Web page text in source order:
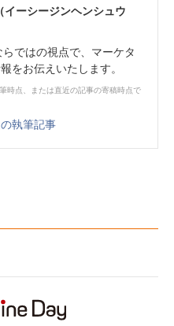
ーシージンヘンシュウ
ではの視点で、マーケタ
をお伝えいたします。
時点、または直近の記事の寄稿時点で
執筆記事